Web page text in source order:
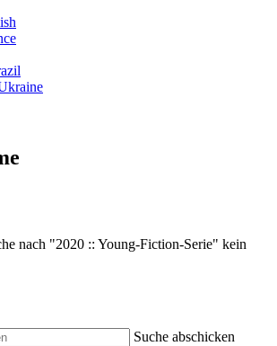
nach "2020 :: Young-Fiction-Serie" kein
Suche abschicken